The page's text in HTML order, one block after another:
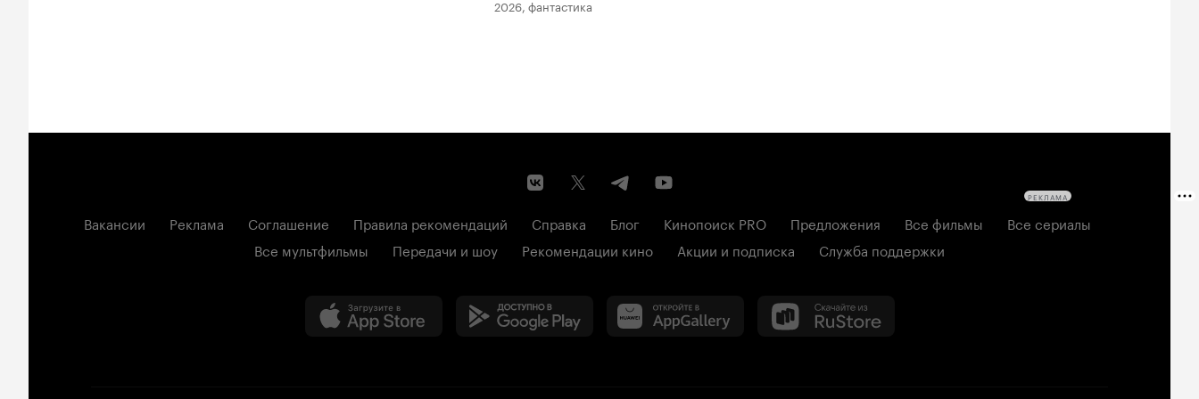
2026, фантастика
Вакансии Реклама Соглашение Правила рекомендаций Справка Блог Кинопоиск PRO Предложения Все фильмы
Все сериалы
Все мультфильмы
Передачи и шоу Рекомендации кино Акции и подписка Служба поддержки
РЕКЛАМА